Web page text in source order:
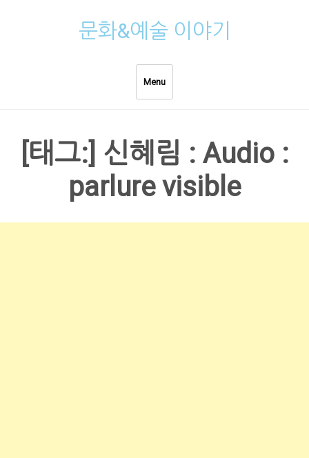
문화&예술 이야기
Menu
[태그:] 신혜림 : Audio :
parlure visible